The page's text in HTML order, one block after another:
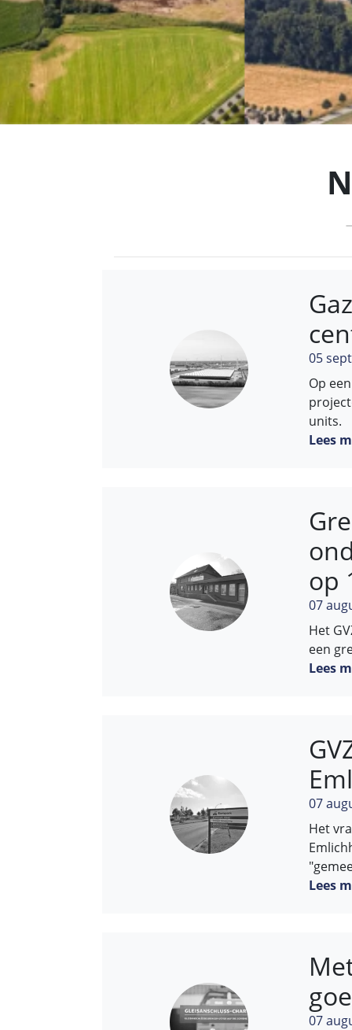
05
Op
units.
Lees
op
07
Het
een
Lees
07
Het
Lees
07